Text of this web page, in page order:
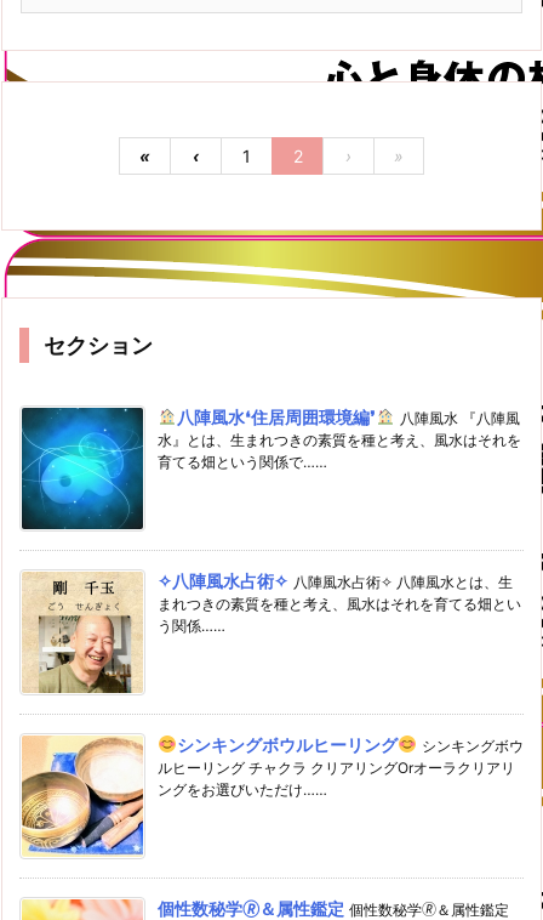
« ‹ 1 2 › »
セクション
八陣風水❛住居周囲環境編❜
八陣風水 『八陣風
水』とは、生まれつきの素質を種と考え、風水はそれを
育てる畑という関係で……
✧八陣風水占術✧ 八陣風水占術✧ 八陣風水とは、生
まれつきの素質を種と考え、風水はそれを育てる畑とい
う関係……
シンキングボウルヒーリング
シンキングボウ
ルヒーリング チャクラ クリアリングOrオーラクリアリ
ングをお選びいただけ……
個性数秘学🄬＆属性鑑定 個性数秘学🄬＆属性鑑定